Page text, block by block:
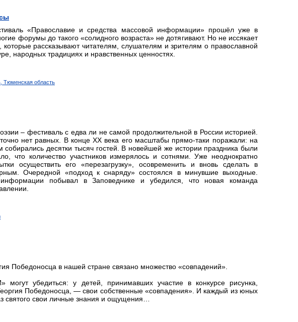
«Православие и средства массовой информации» прошёл уже в
форумы до такого «солидного возраста» не дотягивают. Но не иссякает
которые рассказывают читателям, слушателям и зрителям о православной
народных традициях и нравственных ценностях.
Тюменская область
– фестиваль с едва ли не самой продолжительной в России историей.
нет равных. В конце XX века его масштабы прямо-таки поражали: на
собирались десятки тысяч гостей. В новейшей же истории праздника были
что количество участников измерялось и сотнями. Уже неоднократно
осуществить его «перезагрузку», осовременить и вновь сделать в
Очередной «подход к снаряду» состоялся в минувшие выходные.
информации побывал в Заповеднике и убедился, что новая команда
Победоносца в нашей стране связано множество «совпадений».
могут убедиться: у детей, принимавших участие в конкурсе рисунка,
Победоносца, — свои собственные «совпадения». И каждый из юных
святого свои личные знания и ощущения…